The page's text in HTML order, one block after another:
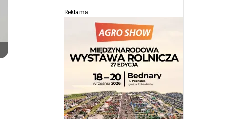
Reklama